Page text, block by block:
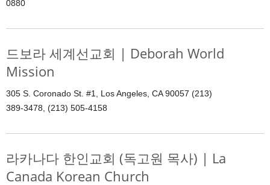
0880
드보라 세계선교회 | Deborah World
Mission
305 S. Coronado St. #1, Los Angeles, CA 90057 (213)
389-3478, (213) 505-4158
라카나다 한인교회 (독고원 목사) | La
Canada Korean Church